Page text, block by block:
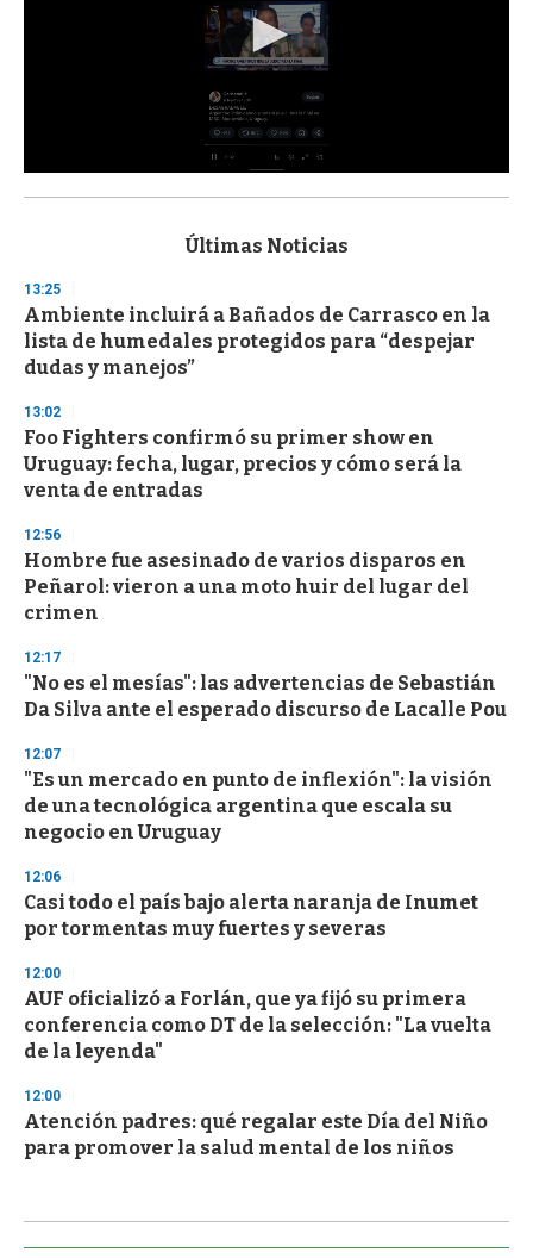
s
d
s
o
f
3
s
e
c
o
n
Últimas Noticias
13:25
Ambiente incluirá a Bañados de Carrasco en la
lista de humedales protegidos para “despejar
dudas y manejos”
13:02
Foo Fighters confirmó su primer show en
Uruguay: fecha, lugar, precios y cómo será la
venta de entradas
12:56
Hombre fue asesinado de varios disparos en
Peñarol: vieron a una moto huir del lugar del
crimen
12:17
"No es el mesías": las advertencias de Sebastián
Da Silva ante el esperado discurso de Lacalle Pou
12:07
"Es un mercado en punto de inflexión": la visión
de una tecnológica argentina que escala su
negocio en Uruguay
12:06
Casi todo el país bajo alerta naranja de Inumet
por tormentas muy fuertes y severas
12:00
AUF oficializó a Forlán, que ya fijó su primera
conferencia como DT de la selección: "La vuelta
de la leyenda"
12:00
Atención padres: qué regalar este Día del Niño
para promover la salud mental de los niños